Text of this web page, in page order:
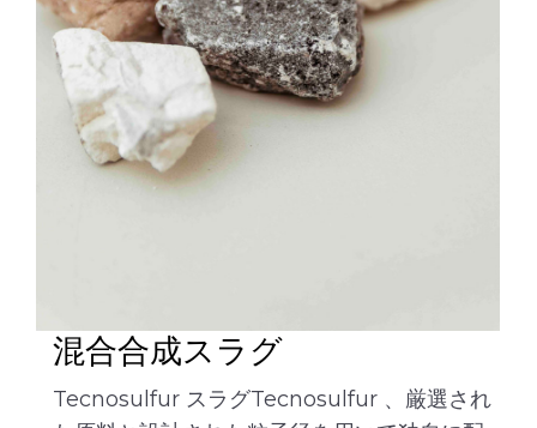
混合合成スラグ
Tecnosulfur スラグTecnosulfur 、厳選され